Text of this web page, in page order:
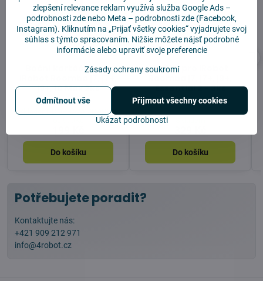
Boční kartáčky pro
j9+, 10 Max 2ks
Skladem, DOPRAVA ZDARMA
Do košíku
Sáčky pro iRobot
Essential 2 - 3ks
Do košíku
Potřebujete poradit?
Kontaktujte nás:
+421 909 212 971
info@4robot.cz
zlepšení relevance reklam využívá služba Google Ads –
podrobnosti zde nebo Meta – podrobnosti zde (Facebook,
Instagram). Kliknutím na „Prijať všetky cookies“ vyjadrujete svoj
súhlas s týmto spracovaním. Nižšie môžete nájsť podrobné
informácie alebo upraviť svoje preferencie
Zásady ochrany soukromí
Ukázat podrobnosti
Přijmout všechny cookies
Odmítnout vše